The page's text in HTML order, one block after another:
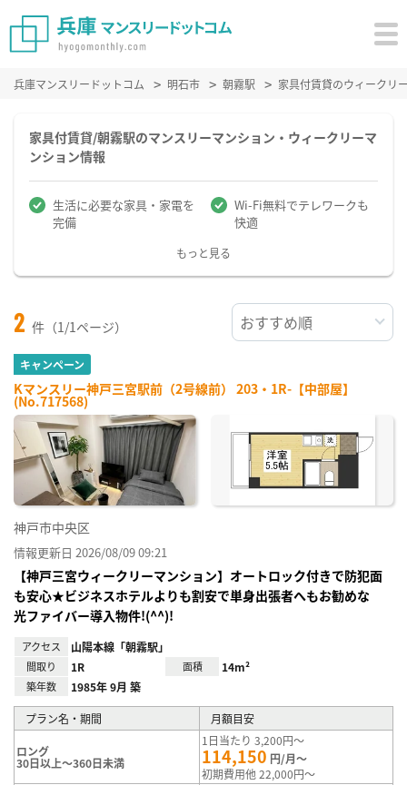
兵庫マンスリードットコム 明石市 朝霧駅 家具付賃貸のウィークリ
家具付賃貸/朝霧駅のマンスリーマンション・ウィークリーマ
ンション情報
生活に必要な家具・家電を
完備
Wi-Fi無料でテレワークも
快適
もっと見る
2 件（1/1ページ）
キャンペーン
Kマンスリー神戸三宮駅前（2号線前） 203・1R-【中部屋】
(No.717568)
神戸市中央区
情報更新日 2026/08/09 09:21
【神戸三宮ウィークリーマンション】オートロック付きで防犯面
も安心★ビジネスホテルよりも割安で単身出張者へもお勧めな
光ファイバー導入物件!(^^)!
アクセス 山陽本線「朝霧駅」
間取り 1R 面積 14m²
築年数 1985年 9月 築
プラン名・期間 月額目安
ロング
30日以上～360日未満
1日当たり 3,200円～
114,150 円/月～
初期費用他 22,000円～